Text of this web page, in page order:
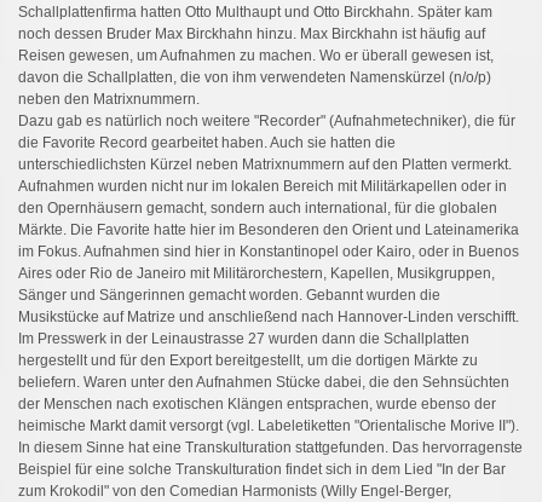
Schallplattenfirma hatten Otto Multhaupt und Otto Birckhahn. Später kam
noch dessen Bruder Max Birckhahn hinzu. Max Birckhahn ist häufig auf
Reisen gewesen, um Aufnahmen zu machen. Wo er überall gewesen ist,
davon die Schallplatten, die von ihm verwendeten Namenskürzel (n/o/p)
neben den Matrixnummern.
Dazu gab es natürlich noch weitere "Recorder" (Aufnahmetechniker), die für
die Favorite Record gearbeitet haben. Auch sie hatten die
unterschiedlichsten Kürzel neben Matrixnummern auf den Platten vermerkt.
Aufnahmen wurden nicht nur im lokalen Bereich mit Militärkapellen oder in
den Opernhäusern gemacht, sondern auch international, für die globalen
Märkte. Die Favorite hatte hier im Besonderen den Orient und Lateinamerika
im Fokus. Aufnahmen sind hier in Konstantinopel oder Kairo, oder in Buenos
Aires oder Rio de Janeiro mit Militärorchestern, Kapellen, Musikgruppen,
Sänger und Sängerinnen gemacht worden. Gebannt wurden die
Musikstücke auf Matrize und anschließend nach Hannover-Linden verschifft.
Im Presswerk in der Leinaustrasse 27 wurden dann die Schallplatten
hergestellt und für den Export bereitgestellt, um die dortigen Märkte zu
beliefern. Waren unter den Aufnahmen Stücke dabei, die den Sehnsüchten
der Menschen nach exotischen Klängen entsprachen, wurde ebenso der
heimische Markt damit versorgt (vgl. Labeletiketten "Orientalische Morive II").
In diesem Sinne hat eine Transkulturation stattgefunden. Das hervorragenste
Beispiel für eine solche Transkulturation findet sich in dem Lied "In der Bar
zum Krokodil" von den Comedian Harmonists (Willy Engel-Berger,